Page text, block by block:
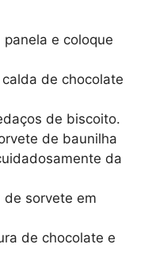
e coloque
de chocolate
de biscoito.
de baunilha
da
de sorvete em
de chocolate e